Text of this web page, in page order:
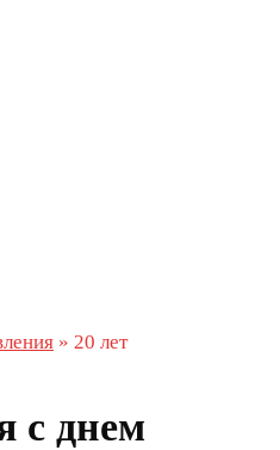
» 20 лет
с днем